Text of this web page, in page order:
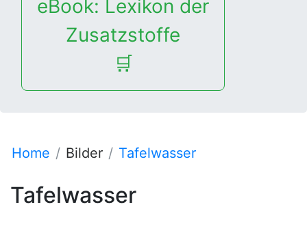
eBook: Lexikon der
Zusatzstoffe
🛒
Home Bilder Tafelwasser
Tafelwasser